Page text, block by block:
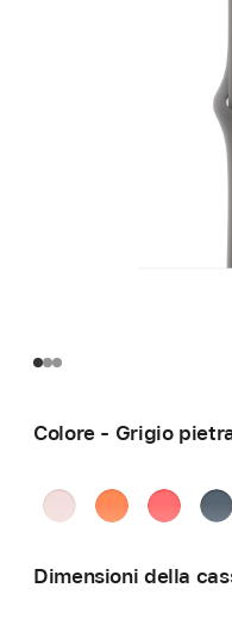
Colore - Grigio
Rosa
Mandarino
Rosa
Blu
Dimensioni della